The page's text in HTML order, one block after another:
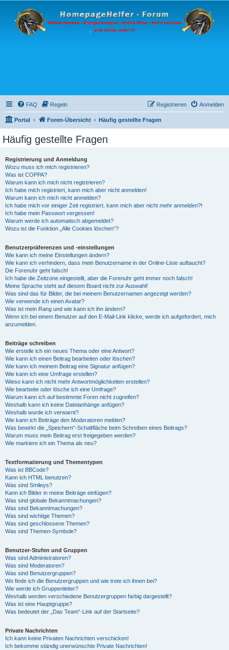
FAQ Regeln Anmelden
Registrieren
Portal Foren-Übersicht Häufig gestellte Fragen
Häufig gestellte Fragen
Registrierung und Anmeldung
Wozu muss ich mich registrieren?
Was ist COPPA?
Warum kann ich mich nicht registrieren?
Ich habe mich registriert, kann mich aber nicht anmelden!
Warum kann ich mich nicht anmelden?
Ich habe mich vor einiger Zeit registriert, kann mich aber nicht mehr anmelden?!
Ich habe mein Passwort vergessen!
Warum werde ich automatisch abgemeldet?
Wozu ist die Funktion „Alle Cookies löschen“?
Benutzerpräferenzen und -einstellungen
Wie kann ich meine Einstellungen ändern?
Wie kann ich verhindern, dass mein Benutzername in der Online-Liste auftaucht?
Die Forenuhr geht falsch!
Ich habe die Zeitzone eingestellt, aber die Forenuhr geht immer noch falsch!
Meine Sprache steht auf diesem Board nicht zur Auswahl!
Was sind das für Bilder, die bei meinem Benutzernamen angezeigt werden?
Wie verwende ich einen Avatar?
Was ist mein Rang und wie kann ich ihn ändern?
Wenn ich bei einem Benutzer auf den E-Mail-Link klicke, werde ich aufgefordert, mich
anzumelden.
Beiträge schreiben
Wie erstelle ich ein neues Thema oder eine Antwort?
Wie kann ich einen Beitrag bearbeiten oder löschen?
Wie kann ich meinem Beitrag eine Signatur anfügen?
Wie kann ich eine Umfrage erstellen?
Wieso kann ich nicht mehr Antwortmöglichkeiten erstellen?
Wie bearbeite oder lösche ich eine Umfrage?
Warum kann ich auf bestimmte Foren nicht zugreifen?
Weshalb kann ich keine Dateianhänge anfügen?
Weshalb wurde ich verwarnt?
Wie kann ich Beiträge den Moderatoren melden?
Was bewirkt die „Speichern“-Schaltfläche beim Schreiben eines Beitrags?
Warum muss mein Beitrag erst freigegeben werden?
Wie markiere ich ein Thema als neu?
Textformatierung und Thementypen
Was ist BBCode?
Kann ich HTML benutzen?
Was sind Smileys?
Kann ich Bilder in meine Beiträge einfügen?
Was sind globale Bekanntmachungen?
Was sind Bekanntmachungen?
Was sind wichtige Themen?
Was sind geschlossene Themen?
Was sind Themen-Symbole?
Benutzer-Stufen und Gruppen
Was sind Administratoren?
Was sind Moderatoren?
Was sind Benutzergruppen?
Wo finde ich die Benutzergruppen und wie trete ich ihnen bei?
Wie werde ich Gruppenleiter?
Weshalb werden verschiedene Benutzergruppen farbig dargestellt?
Was ist eine Hauptgruppe?
Was bedeutet der „Das Team“-Link auf der Startseite?
Private Nachrichten
Ich kann keine Privaten Nachrichten verschicken!
Ich bekomme ständig unerwünschte Private Nachrichten!